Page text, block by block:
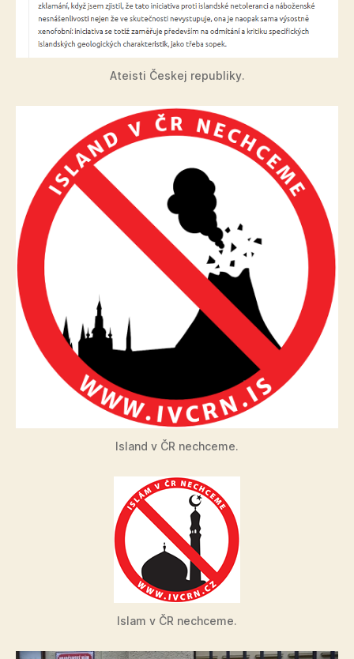
Ateisti Českej republiky.
Island v ČR nechceme.
Islam v ČR nechceme.